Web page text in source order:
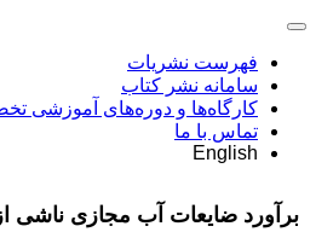
فهرست نشریات
سامانه نشر کتاب
کارگاه‌ها و دوره‌های آموزشی
تماس با ما
English
برآورد ضایعات آب مجازی ناشی